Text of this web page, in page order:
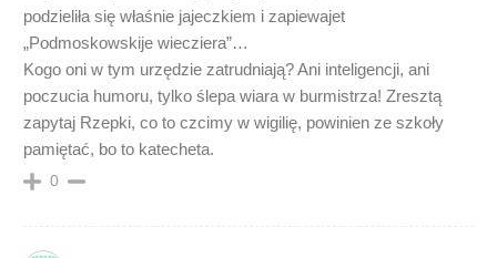
podzieliła się właśnie jajeczkiem i zapiewajet
„Podmoskowskije wiecziera”…
Kogo oni w tym urzędzie zatrudniają? Ani inteligencji, ani
poczucia humoru, tylko ślepa wiara w burmistrza! Zresztą
zapytaj Rzepki, co to czcimy w wigilię, powinien ze szkoły
pamiętać, bo to katecheta.
0